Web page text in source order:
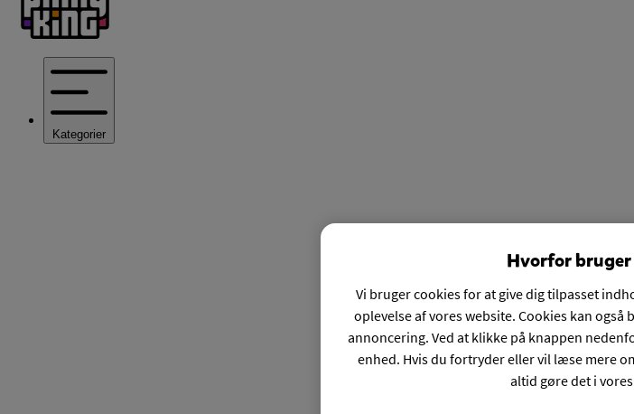
Kategorier
Hvorfor bruger
Vi bruger cookies for at give dig tilpasset
oplevelse af vores website. Cookies kan
annoncering. Ved at klikke på knappen
enhed. Hvis du fortryder eller vil læse mere
altid gøre det i